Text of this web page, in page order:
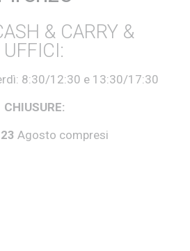
& CARRY &
UFFICI:
8:30/12:30 e 13:30/17:30
CHIUSURE:
23 Agosto compresi